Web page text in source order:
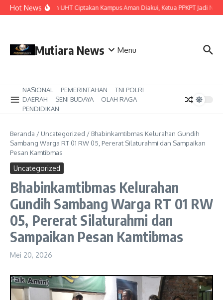
Lewati ke konten
Hot NewsKomitmen UHT Ciptakan Kampus Aman Diakui, Ketua PPKPT Jadi
Mutiara News Menu
NASIONAL PEMERINTAHAN
TNI POLRI
DAERAH
SENI BUDAYA
OLAH RAGA
PENDIDIKAN
Beranda / Uncategorized / Bhabinkamtibmas Kelurahan Gundih
Sambang Warga RT 01 RW 05, Pererat Silaturahmi dan Sampaikan
Pesan Kamtibmas
Uncategorized
Bhabinkamtibmas Kelurahan
Gundih Sambang Warga RT 01 RW
05, Pererat Silaturahmi dan
Sampaikan Pesan Kamtibmas
Mei 20, 2026